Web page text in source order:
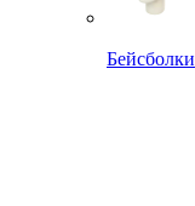
Бейсболки